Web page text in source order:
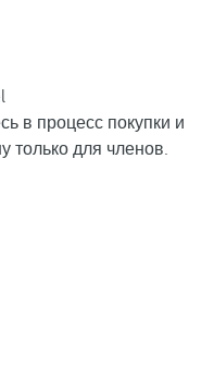
в процесс покупки и
только для членов.